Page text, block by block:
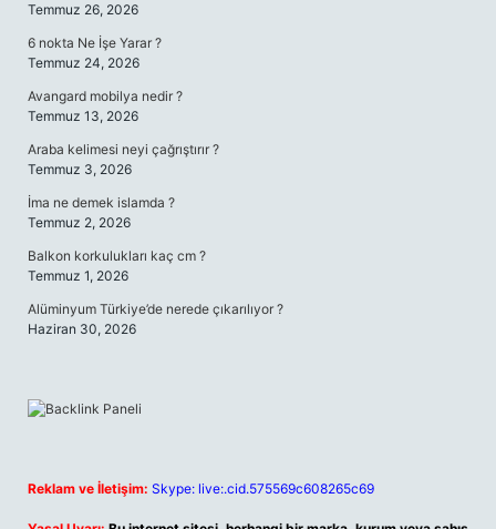
Temmuz 26, 2026
6 nokta Ne İşe Yarar ?
Temmuz 24, 2026
Avangard mobilya nedir ?
Temmuz 13, 2026
Araba kelimesi neyi çağrıştırır ?
Temmuz 3, 2026
İma ne demek islamda ?
Temmuz 2, 2026
Balkon korkulukları kaç cm ?
Temmuz 1, 2026
Alüminyum Türkiye’de nerede çıkarılıyor ?
Haziran 30, 2026
Reklam ve İletişim: Skype: live:.cid.575569c608265c69